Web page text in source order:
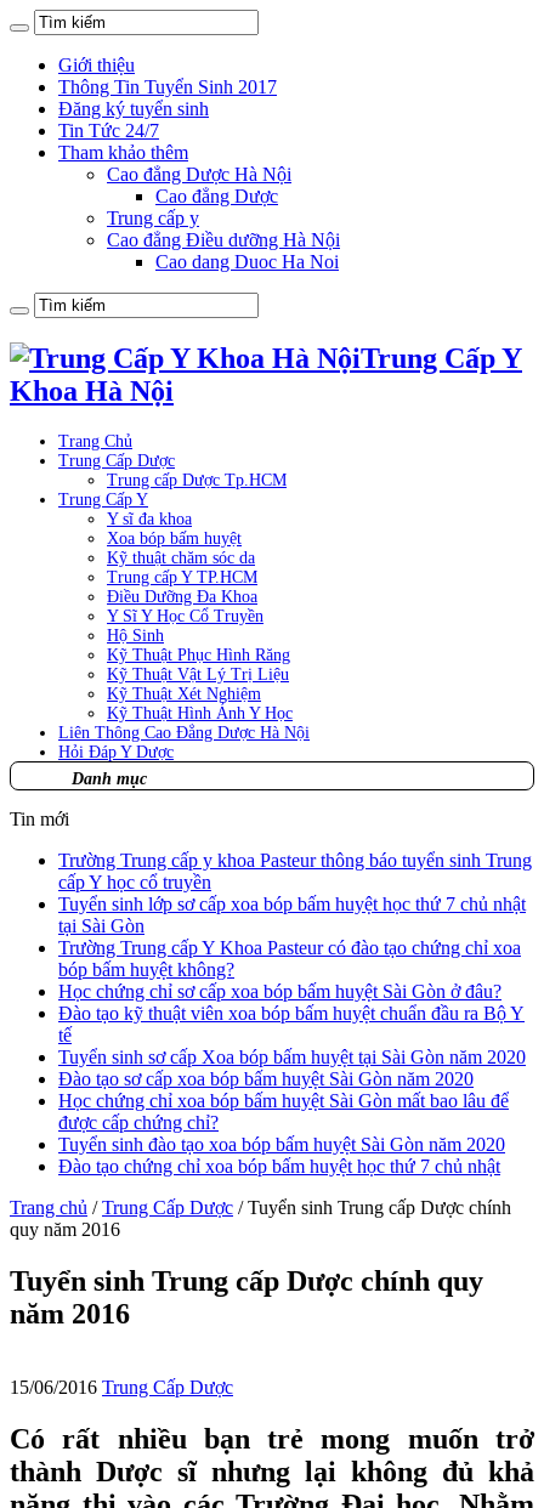
Giới thiệu
Thông Tin Tuyển Sinh 2017
Đăng ký tuyển sinh
Tin Tức 24/7
Tham khảo thêm
Cao đẳng Dược Hà Nội
Cao đẳng Dược
Trung cấp y
Cao đẳng Điều dưỡng Hà Nội
Cao dang Duoc Ha Noi
Trung Cấp Y
Khoa Hà Nội
Trang Chủ
Trung Cấp Dược
Trung cấp Dược Tp.HCM
Trung Cấp Y
Y sĩ đa khoa
Xoa bóp bấm huyệt
Kỹ thuật chăm sóc da
Trung cấp Y TP.HCM
Điều Dưỡng Đa Khoa
Y Sĩ Y Học Cổ Truyền
Hộ Sinh
Kỹ Thuật Phục Hình Răng
Kỹ Thuật Vật Lý Trị Liệu
Kỹ Thuật Xét Nghiệm
Kỹ Thuật Hình Ảnh Y Học
Liên Thông Cao Đẳng Dược Hà Nội
Hỏi Đáp Y Dược
Danh mục
Tin mới
Trường Trung cấp y khoa Pasteur thông báo tuyển sinh Trung
cấp Y học cổ truyền
Tuyển sinh lớp sơ cấp xoa bóp bấm huyệt học thứ 7 chủ nhật
tại Sài Gòn
Trường Trung cấp Y Khoa Pasteur có đào tạo chứng chỉ xoa
bóp bấm huyệt không?
Học chứng chỉ sơ cấp xoa bóp bấm huyệt Sài Gòn ở đâu?
Đào tạo kỹ thuật viên xoa bóp bấm huyệt chuẩn đầu ra Bộ Y
tế
Tuyển sinh sơ cấp Xoa bóp bấm huyệt tại Sài Gòn năm 2020
Đào tạo sơ cấp xoa bóp bấm huyệt Sài Gòn năm 2020
Học chứng chỉ xoa bóp bấm huyệt Sài Gòn mất bao lâu để
được cấp chứng chỉ?
Tuyển sinh đào tạo xoa bóp bấm huyệt Sài Gòn năm 2020
Đào tạo chứng chỉ xoa bóp bấm huyệt học thứ 7 chủ nhật
Trang chủ / Trung Cấp Dược / Tuyển sinh Trung cấp Dược chính
quy năm 2016
Tuyển sinh Trung cấp Dược chính quy
năm 2016
15/06/2016 Trung Cấp Dược
Có rất nhiều bạn trẻ mong muốn trở
thành Dược sĩ nhưng lại không đủ khả